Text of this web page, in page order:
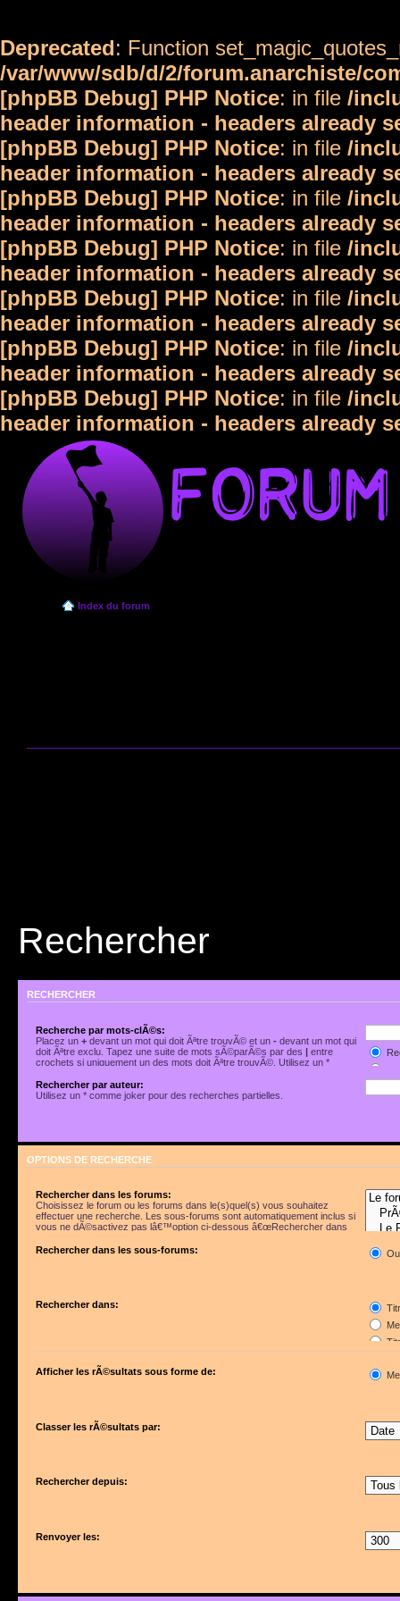
Deprecated: Function
/var/www/sdb/d/2/forum.anarchiste/
[phpBB Debug] PHP Notice: in file /
header information - headers already
[phpBB Debug] PHP Notice: in file /
header information - headers already
[phpBB Debug] PHP Notice: in file /
header information - headers already
[phpBB Debug] PHP Notice: in file /
header information - headers already
[phpBB Debug] PHP Notice: in file /
header information - headers already
[phpBB Debug] PHP Notice: in file /
header information - headers already
[phpBB Debug] PHP Notice: in file /
header information - headers already
Index du forum
Rechercher
RECHERCHER
Recherche par mots-clÃ©s:
Placez un+ devant un mot qui doit Ãªtre trouvÃ© et un- devant un mot qui
doit Ãªtre exclu. Tapez une suite de mots sÃ©parÃ©s par des| entre
crochets si uniquement un des mots doit Ãªtre trouvÃ©. Utilisez un *
Rechercher par auteur:
Utilisez un * comme joker pour des recherches partielles.
OPTIONS DE RECHERCHE
Rechercher dans les forums:
Choisissez le forum ou les forums dans le(s)quel(s) vous souhaitez
effectuer une recherche. Les sous-forums sont automatiquement inclus si
vous ne dÃ©sactivez pas lâ€™option ci-dessous â€œRechercher dans
Rechercher dans les sous-forums:
Rechercher dans:
Afficher les rÃ©sultats sous forme de:
Classer les rÃ©sultats par:
Rechercher depuis:
Renvoyer les: